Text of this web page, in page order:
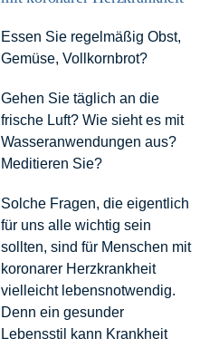
Essen Sie regelmäßig Obst,
Gemüse, Vollkornbrot?
Gehen Sie täglich an die
frische Luft? Wie sieht es mit
Wasseranwendungen aus?
Meditieren Sie?
Solche Fragen, die eigentlich
für uns alle wichtig sein
sollten, sind für Menschen mit
koronarer Herzkrankheit
vielleicht lebensnotwendig.
Denn ein gesunder
Lebensstil kann Krankheit